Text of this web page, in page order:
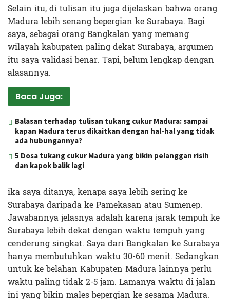
Selain itu, di tulisan itu juga dijelaskan bahwa orang
Madura lebih senang bepergian ke Surabaya. Bagi
saya, sebagai orang Bangkalan yang memang
wilayah kabupaten paling dekat Surabaya, argumen
itu saya validasi benar. Tapi, belum lengkap dengan
alasannya.
Baca Juga:
Balasan terhadap tulisan tukang cukur Madura: sampai
kapan Madura terus dikaitkan dengan hal-hal yang tidak
ada hubungannya?
5 Dosa tukang cukur Madura yang bikin pelanggan risih
dan kapok balik lagi
ika saya ditanya, kenapa saya lebih sering ke
Surabaya daripada ke Pamekasan atau Sumenep.
Jawabannya jelasnya adalah karena jarak tempuh ke
Surabaya lebih dekat dengan waktu tempuh yang
cenderung singkat. Saya dari Bangkalan ke Surabaya
hanya membutuhkan waktu 30-60 menit. Sedangkan
untuk ke belahan Kabupaten Madura lainnya perlu
waktu paling tidak 2-5 jam. Lamanya waktu di jalan
ini yang bikin males bepergian ke sesama Madura.